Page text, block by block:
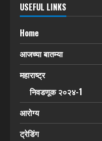
USEFUL LINKS
Home
आजच्या बातम्या
महाराष्ट्र
निवडणूक २०२४-1
आरोग्य
ट्रेडिंग